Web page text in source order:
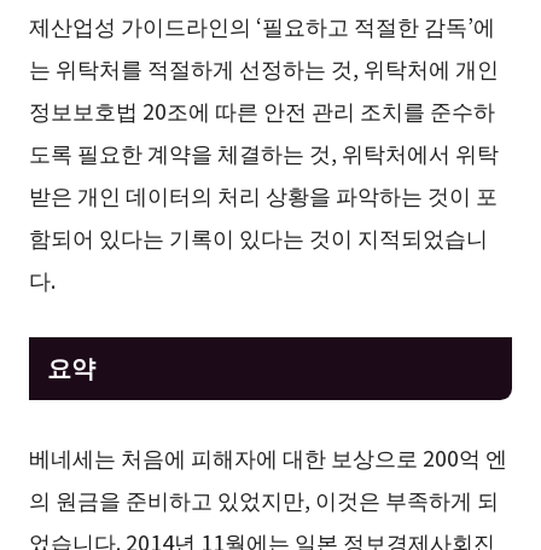
제산업성 가이드라인의 ‘필요하고 적절한 감독’에
는 위탁처를 적절하게 선정하는 것, 위탁처에 개인
정보보호법 20조에 따른 안전 관리 조치를 준수하
도록 필요한 계약을 체결하는 것, 위탁처에서 위탁
받은 개인 데이터의 처리 상황을 파악하는 것이 포
함되어 있다는 기록이 있다는 것이 지적되었습니
다.
요약
베네세는 처음에 피해자에 대한 보상으로 200억 엔
의 원금을 준비하고 있었지만, 이것은 부족하게 되
었습니다. 2014년 11월에는 일본 정보경제사회진